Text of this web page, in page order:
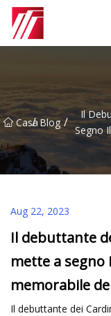
Casa
/ Blog /
Il
Segno
Aug 22, 2023
Il debuttante
mette a
memorabile
Il debuttante dei